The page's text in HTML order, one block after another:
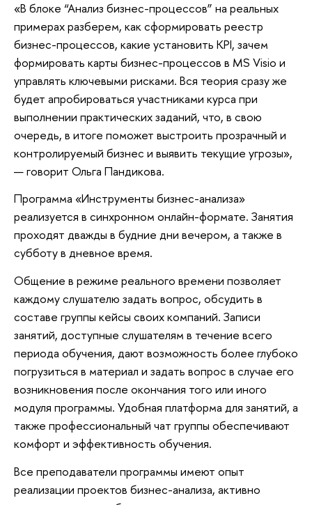
«В блоке “Анализ бизнес-процессов” на реальных
примерах разберем, как сформировать реестр
бизнес-процессов, какие установить KPI, зачем
формировать карты бизнес-процессов в MS Visio и
управлять ключевыми рисками. Вся теория сразу же
будет апробироваться участниками курса при
выполнении практических заданий, что, в свою
очередь, в итоге поможет выстроить прозрачный и
контролируемый бизнес и выявить текущие угрозы»,
— говорит Ольга Пандикова.
Программа «Инструменты бизнес-анализа»
реализуется в синхронном онлайн-формате. Занятия
проходят дважды в будние дни вечером, а также в
субботу в дневное время.
Общение в режиме реального времени позволяет
каждому слушателю задать вопрос, обсудить в
составе группы кейсы своих компаний. Записи
занятий, доступные слушателям в течение всего
периода обучения, дают возможность более глубоко
погрузиться в материал и задать вопрос в случае его
возникновения после окончания того или иного
модуля программы. Удобная платформа для занятий, а
также профессиональный чат группы обеспечивают
комфорт и эффективность обучения.
Все преподаватели программы имеют опыт
реализации проектов бизнес-анализа, активно